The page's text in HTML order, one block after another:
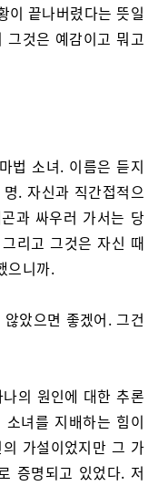
이 끝나버렸다는 뜻일
그것은 예감이고 뭐고
법 소녀. 이름은 듣지
. 자신과 직간접적으
과 싸우러 가서는 당
리고 그것은 자신 때
으니까.
았으면 좋겠어. 그건
의 원인에 대한 추론
녀를 지배하는 힘이
가설이었지만 그 가
증명되고 있었다. 저